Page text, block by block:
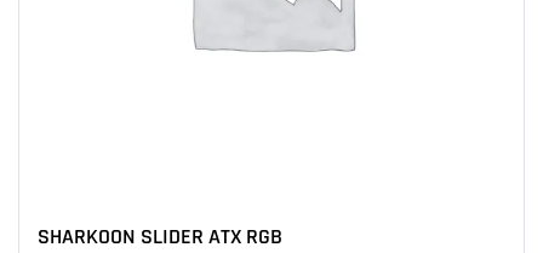
SHARKOON SLIDER ATX RGB